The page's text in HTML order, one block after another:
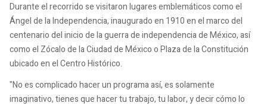
Durante el recorrido se visitaron lugares emblemáticos como el
Ángel de la Independencia, inaugurado en 1910 en el marco del
centenario del inicio de la guerra de independencia de México, así
como el Zócalo de la Ciudad de México o Plaza de la Constitución
ubicado en el Centro Histórico.
"No es complicado hacer un programa así, es solamente
imaginativo, tienes que hacer tu trabajo, tu labor, y decir cómo lo